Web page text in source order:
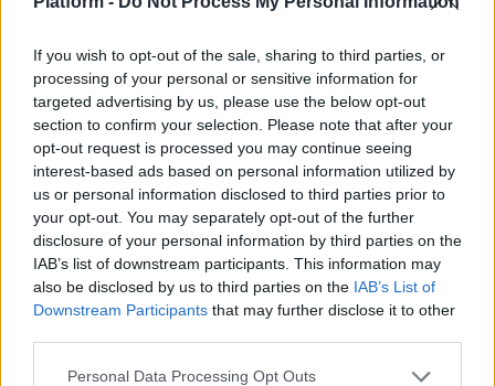
If you wish to opt-out of the sale, sharing to third parties, or
processing of your personal or sensitive information for
targeted advertising by us, please use the below opt-out
section to confirm your selection. Please note that after your
opt-out request is processed you may continue seeing
interest-based ads based on personal information utilized by
us or personal information disclosed to third parties prior to
your opt-out. You may separately opt-out of the further
disclosure of your personal information by third parties on the
IAB’s list of downstream participants. This information may
also be disclosed by us to third parties on the IAB’s List of
Downstream Participants that may further disclose it to other
Personal Data Processing Opt Outs
ΑΠΘ: «Πολυχώρο Πολιτισμού
Πολυτεχνείου» δημιουργούν
φοιτητές
Ο φοιτητικός σύλλογος με πολύμορφες
δράσεις βάζει μπροστά τα αιτήματα του για